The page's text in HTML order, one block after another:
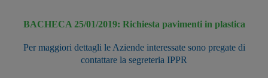
BACHECA 25/01/2019: Richiesta pavimenti in plastica
Per maggiori dettagli le Aziende interessate sono pregate di
contattare la segreteria IPPR